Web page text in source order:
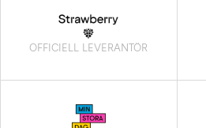
OFFICIELL LEVERANTÖR